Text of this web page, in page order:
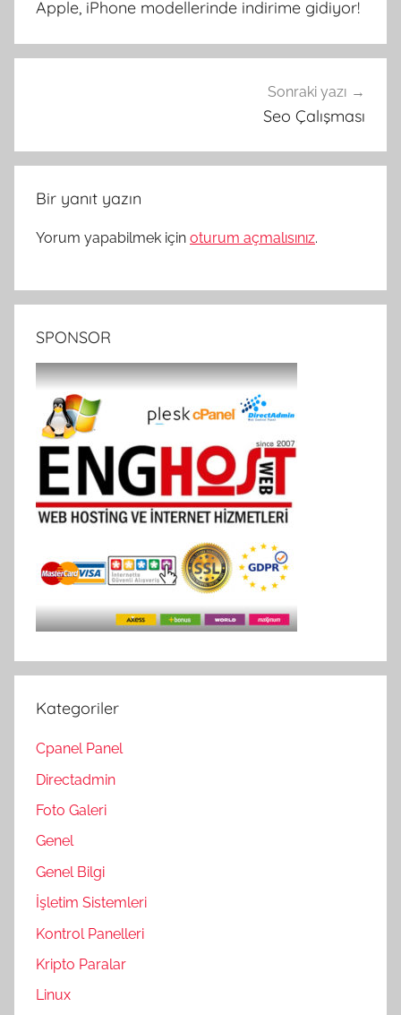
Apple, iPhone modellerinde indirime gidiyor!
Sonraki yazı
Seo Çalışması
Bir yanıt yazın
Yorum yapabilmek için oturum açmalısınız.
SPONSOR
Kategoriler
Cpanel Panel
Directadmin
Foto Galeri
Genel
Genel Bilgi
İşletim Sistemleri
Kontrol Panelleri
Kripto Paralar
Linux